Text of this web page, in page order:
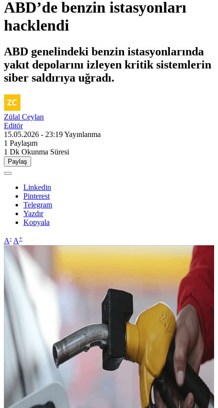
ABD’de benzin istasyonları
hacklendi
ABD genelindeki benzin istasyonlarında
yakıt depolarını izleyen kritik sistemlerin
siber saldırıya uğradı.
Zülal Ceylan
Editör
15.05.2026 - 23:19Yayınlanma
1 Paylaşım
1 Dk Okunma Süresi
Paylaş
Linkedin
Pinterest
Telegram
Yazdır
Kopyala
A- A+